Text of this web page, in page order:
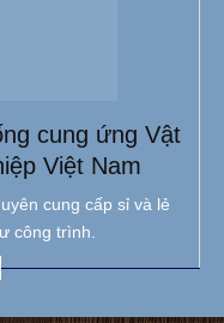
cung ứng Vật
Việt Nam
cung cấp sỉ và lẻ
công trình.